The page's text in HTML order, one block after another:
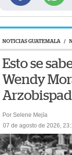
NOTICIAS GUATEMALA /
Esto se
Wendy
Por Selene Mejía
07 de agosto de 2026,